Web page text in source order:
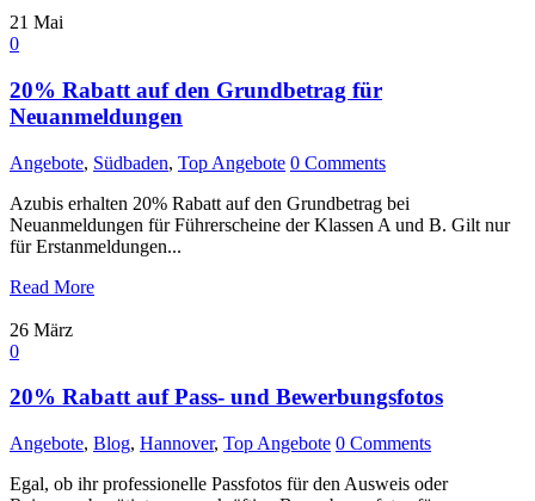
21 Mai
0
20% Rabatt auf den Grundbetrag für
Neuanmeldungen
Angebote, Südbaden, Top Angebote 0 Comments
Azubis erhalten 20% Rabatt auf den Grundbetrag bei
Neuanmeldungen für Führerscheine der Klassen A und B. Gilt nur
für Erstanmeldungen...
Read More
26 März
0
20% Rabatt auf Pass- und Bewerbungsfotos
Angebote, Blog, Hannover, Top Angebote 0 Comments
Egal, ob ihr professionelle Passfotos für den Ausweis oder